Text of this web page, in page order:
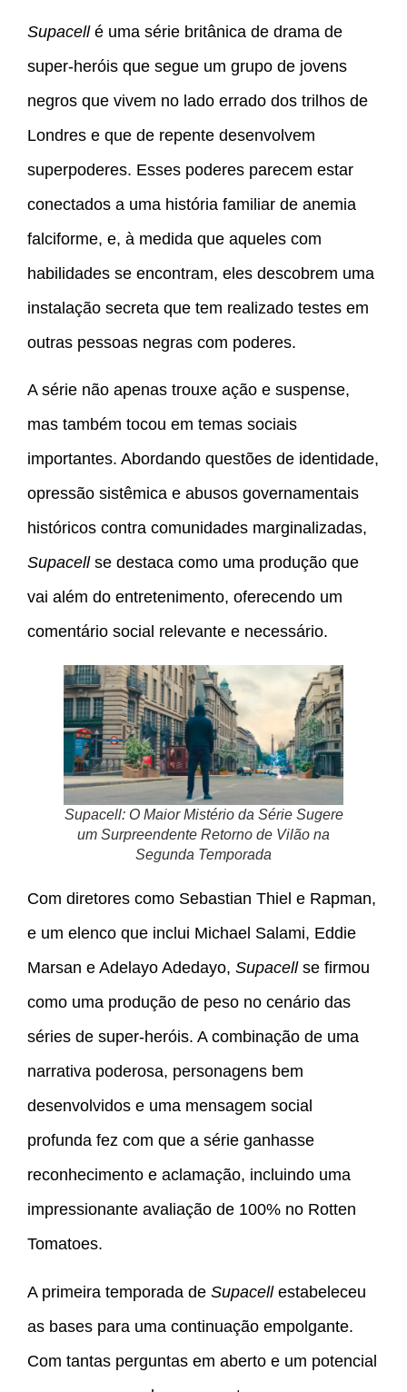
Supacellé uma série britânica de drama de
super-heróis que segue um grupo de jovens
negros que vivem no lado errado dos trilhos de
Londres e que de repente desenvolvem
superpoderes. Esses poderes parecem estar
conectados a uma história familiar de anemia
falciforme, e, à medida que aqueles com
habilidades se encontram, eles descobrem uma
instalação secreta que tem realizado testes em
outras pessoas negras com poderes.
A série não apenas trouxe ação e suspense,
mas também tocou em temas sociais
importantes. Abordando questões de identidade,
opressão sistêmica e abusos governamentais
históricos contra comunidades marginalizadas,
Supacellse destaca como uma produção que
vai além do entretenimento, oferecendo um
comentário social relevante e necessário.
Supacell: O Maior Mistério da Série Sugere
um Surpreendente Retorno de Vilão na
Segunda Temporada
Com diretores como Sebastian Thiel e Rapman,
e um elenco que inclui Michael Salami, Eddie
Marsan e Adelayo Adedayo, Supacellse firmou
como uma produção de peso no cenário das
séries de super-heróis. A combinação de uma
narrativa poderosa, personagens bem
desenvolvidos e uma mensagem social
profunda fez com que a série ganhasse
reconhecimento e aclamação, incluindo uma
impressionante avaliação de 100% no Rotten
Tomatoes.
A primeira temporada de Supacellestabeleceu
as bases para uma continuação empolgante.
Com tantas perguntas em aberto e um potencial